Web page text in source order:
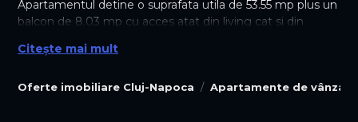
Oferte imobiliare Cluj-Napoca Apartamente de
Apartamentul detine o suprafata utila de 53.55 mp plus un
balcon de 8.03 mp cu acces atat din living cat si din
impreuna cu bucataria si locul de luat masa, un dormitor,
Citește mai mult